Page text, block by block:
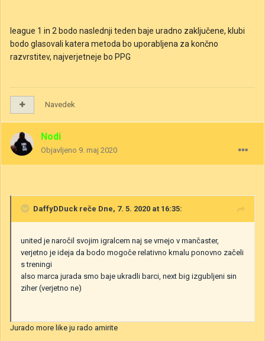
league 1 in 2 bodo naslednji teden baje uradno zaključene, klubi
bodo glasovali katera metoda bo uporabljena za končno
razvrstitev, najverjetneje bo PPG
Navedek
Nodi
Objavljeno 9. maj 2020
DaffyDDuck reče Dne, 7. 5. 2020 at 16:35:
united je naročil svojim igralcem naj se vrnejo v mančaster,
verjetno je ideja da bodo mogoče relativno kmalu ponovno začeli
s treningi
also marca jurada smo baje ukradli barci, next big izgubljeni sin
ziher (verjetno ne)
Jurado more like ju rado amirite